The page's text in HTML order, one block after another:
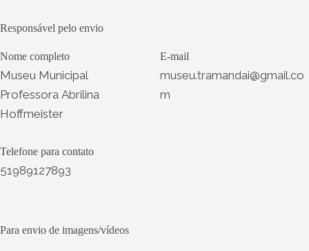
Responsável pelo envio
Nome completo
Museu Municipal
Professora Abrilina
Hoffmeister
Telefone para contato
51989127893
E-mail
museu.tramandai@gmail.co
m
Para envio de imagens/vídeos